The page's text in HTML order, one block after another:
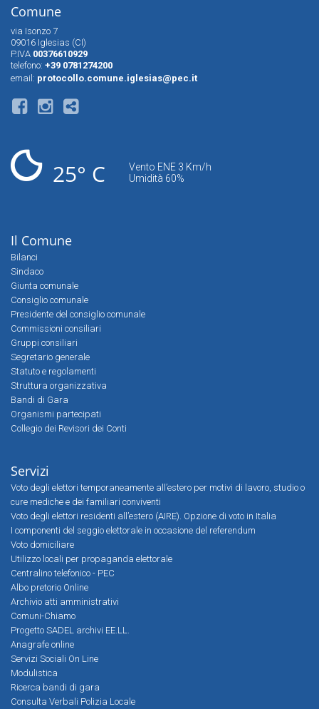
Comune
via Isonzo 7
09016 Iglesias (CI)
P.IVA 00376610929
telefono: +39 0781274200
email: protocollo.comune.iglesias@pec.it
25° C
Vento ENE 3 Km/h
Umidità 60%
Il Comune
Bilanci
Sindaco
Giunta comunale
Consiglio comunale
Presidente del consiglio comunale
Commissioni consiliari
Gruppi consiliari
Segretario generale
Statuto e regolamenti
Struttura organizzativa
Bandi di Gara
Organismi partecipati
Collegio dei Revisori dei Conti
Servizi
Voto degli elettori temporaneamente all’estero per motivi di lavoro, studio o
cure mediche e dei familiari conviventi
Voto degli elettori residenti all’estero (AIRE). Opzione di voto in Italia
I componenti del seggio elettorale in occasione del referendum
Voto domiciliare
Utilizzo locali per propaganda elettorale
Centralino telefonico - PEC
Albo pretorio Online
Archivio atti amministrativi
Comuni-Chiamo
Progetto SADEL archivi EE.LL.
Anagrafe online
Servizi Sociali On Line
Modulistica
Ricerca bandi di gara
Consulta Verbali Polizia Locale